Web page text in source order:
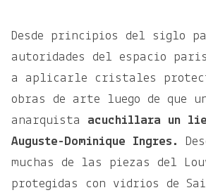
Desde principios del siglo
autoridades del espacio
a aplicarle cristales
obras de arte luego de que
anarquista
acuchillara un
Auguste-Dominique Ingres.
muchas de las piezas del
protegidas con vidrios de